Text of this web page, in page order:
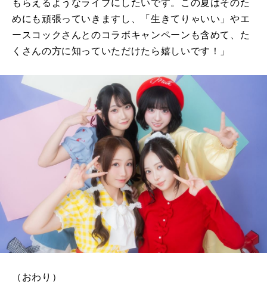
もらえるようなライブにしたいです。この夏はそのた
めにも頑張っていきますし、「生きてりゃいい」やエ
ースコックさんとのコラボキャンペーンも含めて、た
くさんの方に知っていただけたら嬉しいです！」
（おわり）